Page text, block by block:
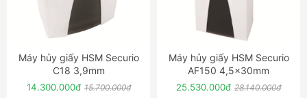
ĐẶT NGAY
Máy hủy giấy HSM Securio
C18 3,9mm
14.300.000đ 15.700.000đ
ĐẶT NGAY
Máy hủy giấy HSM Securio
AF150 4,5x30mm
25.530.000đ 28.140.000đ